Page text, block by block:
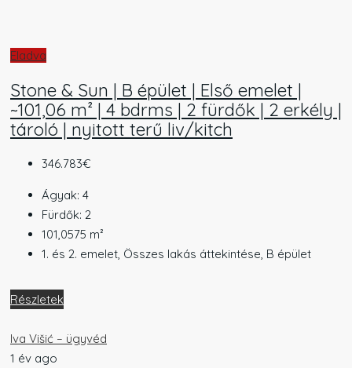
Eladva
Stone & Sun | B épület | Első emelet |
~101,06 m² | 4 bdrms | 2 fürdők | 2 erkély |
tároló | nyitott terű liv/kitch
346.783€
Ágyak: 4
Fürdők: 2
101,0575 m²
1. és 2. emelet, Összes lakás áttekintése, B épület
Részletek
Iva Višić – ügyvéd
1 év ago